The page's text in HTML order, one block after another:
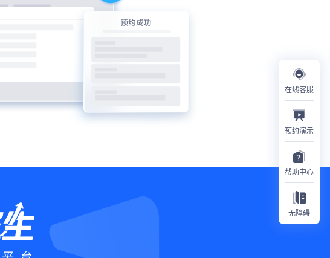
在线客服
预约演示
帮助中心
无障碍